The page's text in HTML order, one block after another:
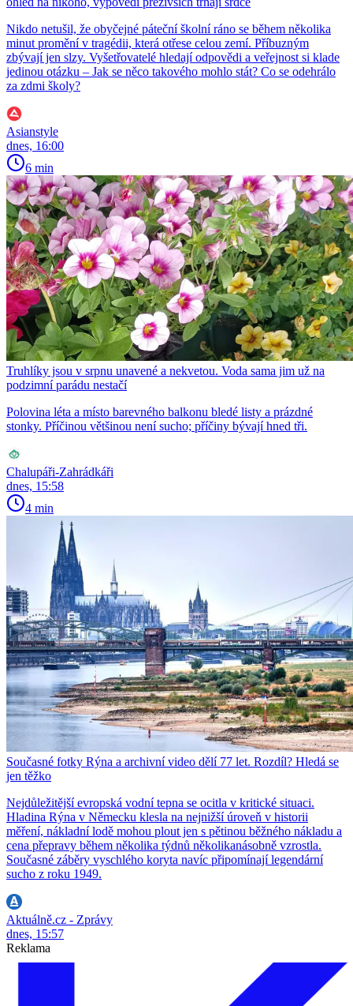
Nikdo netušil, že obyčejné páteční školní ráno se během několika
minut promění v tragédii, která otřese celou zemí. Příbuzným
zbývají jen slzy. Vyšetřovatelé hledají odpovědi a veřejnost si klade
jedinou otázku – Jak se něco takového mohlo stát? Co se odehrálo
za zdmi školy?
Asianstyle
dnes, 16:00
6 min
Truhlíky jsou v srpnu unavené a nekvetou. Voda sama jim už na
podzimní parádu nestačí
Polovina léta a místo barevného balkonu bledé listy a prázdné
stonky. Příčinou většinou není sucho; příčiny bývají hned tři.
Chalupáři-Zahrádkáři
dnes, 15:58
4 min
Současné fotky Rýna a archivní video dělí 77 let. Rozdíl? Hledá se
jen těžko
Nejdůležitější evropská vodní tepna se ocitla v kritické situaci.
Hladina Rýna v Německu klesla na nejnižší úroveň v historii
měření, nákladní lodě mohou plout jen s pětinou běžného nákladu a
cena přepravy během několika týdnů několikanásobně vzrostla.
Současné záběry vyschlého koryta navíc připomínají legendární
sucho z roku 1949.
Aktuálně.cz - Zprávy
dnes, 15:57
Reklama